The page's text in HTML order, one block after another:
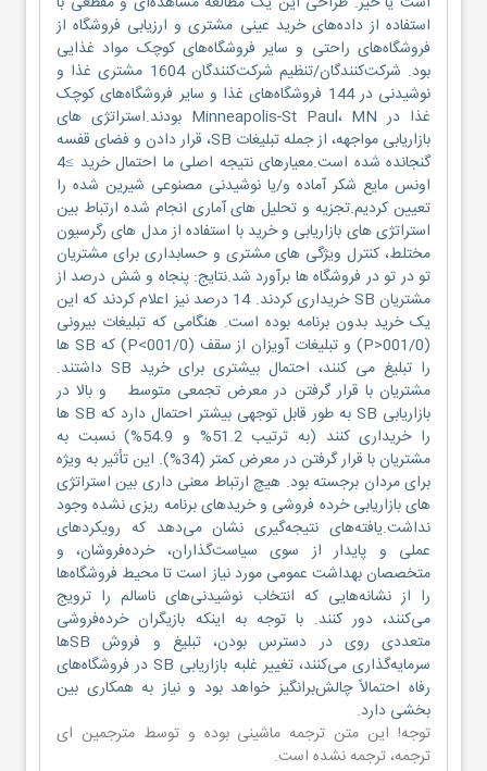
استفاده از داده‌های خرید عینی مشتری و ارزیابی فروشگاه از
فروشگاه‌های راحتی و سایر فروشگاه‌های کوچک مواد غذایی
بود. شرکت‌کنندگان/تنظیم شرکت‌کنندگان 1604 مشتری غذا و
نوشیدنی در 144 فروشگاه‌های غذا و سایر فروشگاه‌های کوچک
غذا در Minneapolis-St Paul، MN بودند.استراتژی های
بازاریابی مواجهه، از جمله تبلیغات SB، قرار دادن و فضای قفسه
گنجانده شده است.معیارهای نتیجه اصلی ما احتمال خرید ≥4
اونس مایع شکر آماده و/یا نوشیدنی مصنوعی شیرین شده را
تعیین کردیم.تجزیه و تحلیل های آماری انجام شده ارتباط بین
استراتژی های بازاریابی و خرید با استفاده از مدل های رگرسیون
مختلط، کنترل ویژگی های مشتری و حسابداری برای مشتریان
تو در تو در فروشگاه ها برآورد شد.نتایج: پنجاه و شش درصد از
مشتریان SB خریداری کردند. 14 درصد نیز اعلام کردند که این
یک خرید بدون برنامه بوده است. هنگامی که تبلیغات بیرونی
(001/0<P) و تبلیغات آویزان از سقف (001/0>P) که SB ها
را تبلیغ می کنند، احتمال بیشتری برای خرید SB داشتند.
مشتریان با قرار گرفتن در معرض تجمعی متوسط و بالا در
بازاریابی SB به طور قابل توجهی بیشتر احتمال دارد که SB ها
را خریداری کنند (به ترتیب 51.2% و 54.9%) نسبت به
مشتریان با قرار گرفتن در معرض کمتر (34%). این تأثیر به ویژه
برای مردان برجسته بود. هیچ ارتباط معنی داری بین استراتژی
های بازاریابی خرده فروشی و خریدهای برنامه ریزی نشده وجود
نداشت.یافته‌های نتیجه‌گیری نشان می‌دهد که رویکردهای
عملی و پایدار از سوی سیاست‌گذاران، خرده‌فروشان، و
متخصصان بهداشت عمومی مورد نیاز است تا محیط فروشگاه‌ها
را از نشانه‌هایی که انتخاب نوشیدنی‌های ناسالم را ترویج
می‌کنند، دور کنند. با توجه به اینکه بازیگران خرده‌فروشی
متعددی روی در دسترس بودن، تبلیغ و فروش SBها
سرمایه‌گذاری می‌کنند، تغییر غلبه بازاریابی SB در فروشگاه‌های
رفاه احتمالاً چالش‌برانگیز خواهد بود و نیاز به همکاری بین
بخشی دارد.
توجه! این متن ترجمه ماشینی بوده و توسط مترجمین ای
ترجمه، ترجمه نشده است.